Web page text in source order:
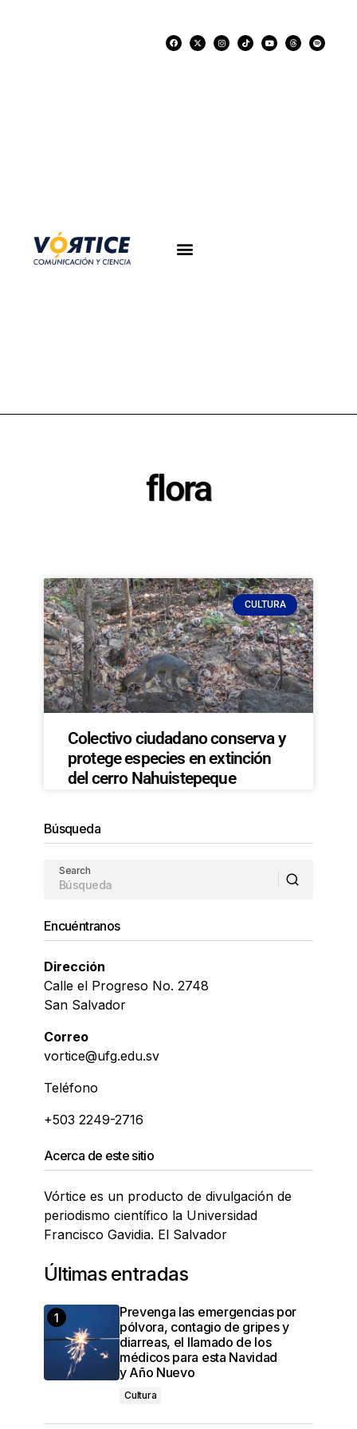
flora
CULTURA
Colectivo ciudadano conserva y
protege especies en extinción
del cerro Nahuistepeque
Búsqueda
Search
Encuéntranos
Dirección
Calle el Progreso No. 2748
San Salvador
Correo
vortice@ufg.edu.sv
Teléfono
+503 2249-2716
Acerca de este sitio
Vórtice es un producto de divulgación de
periodismo científico la Universidad
Francisco Gavidia. El Salvador
Últimas entradas
Prevenga las emergencias por
pólvora, contagio de gripes y
diarreas, el llamado de los
médicos para esta Navidad
y Año Nuevo
Cultura